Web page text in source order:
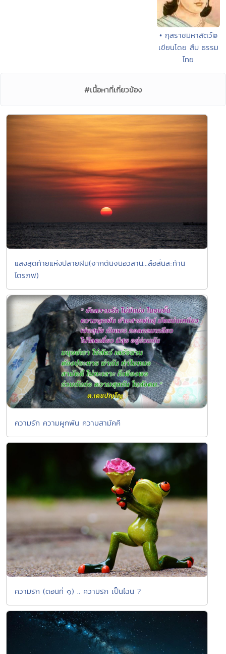
• กุสราชมหาสัตว์๒
เขียนโดย สืบ ธรรม
ไทย
#เนื้อหาที่เกี่ยวข้อง
แสงสุดท้ายแห่งปลายฝัน(จากต้นจนอวสาน...ลือลั่นสะท้าน
ไตรภพ)
ความรัก ความผูกพัน ความสามัคคี
ความรัก (ตอนที่ ๑) .. ความรัก เป็นไฉน ?